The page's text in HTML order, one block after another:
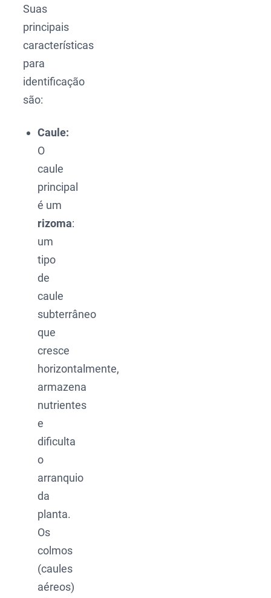
Suas
principais
características
para
identificação
são:
Caule:
O
caule
principal
é um
rizoma:
um
tipo
de
caule
subterrâneo
que
cresce
horizontalmente,
armazena
nutrientes
e
dificulta
o
arranquio
da
planta.
Os
colmos
(caules
aéreos)